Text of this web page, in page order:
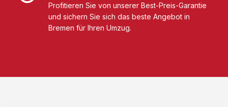
Profitieren Sie von unserer Best-Preis-Garantie
und sichern Sie sich das beste Angebot in
Bremen für Ihren Umzug.